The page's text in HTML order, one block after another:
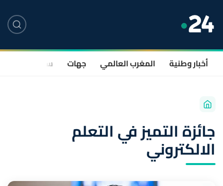
أخبار وطنية المغرب العالمي جهات سياسة
جائزة التميز في التعلم
الالكتروني